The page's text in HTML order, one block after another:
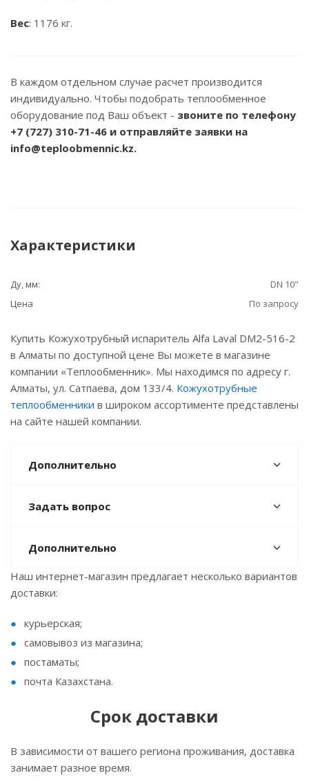
Вес: 1176 кг.
В каждом отдельном случае расчет производится
индивидуально. Чтобы подобрать теплообменное
оборудование под Ваш объект - звоните по телефону
+7 (727) 310-71-46 и отправляйте заявки на
info@teploobmennic.kz.
Характеристики
Ду, мм:
DN 10"
Цена
По запросу
Купить Кожухотрубный испаритель Alfa Laval DM2-516-2
в Алматы по доступной цене Вы можете в магазине
компании «Теплообменник». Мы находимся по адресу г.
Алматы, ул. Сатпаева, дом 133/4. Кожухотрубные
теплообменники в широком ассортименте представлены
на сайте нашей компании.
Дополнительно
Задать вопрос
Дополнительно
Наш интернет-магазин предлагает несколько вариантов
доставки:
курьерская;
самовывоз из магазина;
постаматы;
почта Казахстана.
Срок доставки
В зависимости от вашего региона проживания, доставка
занимает разное время.